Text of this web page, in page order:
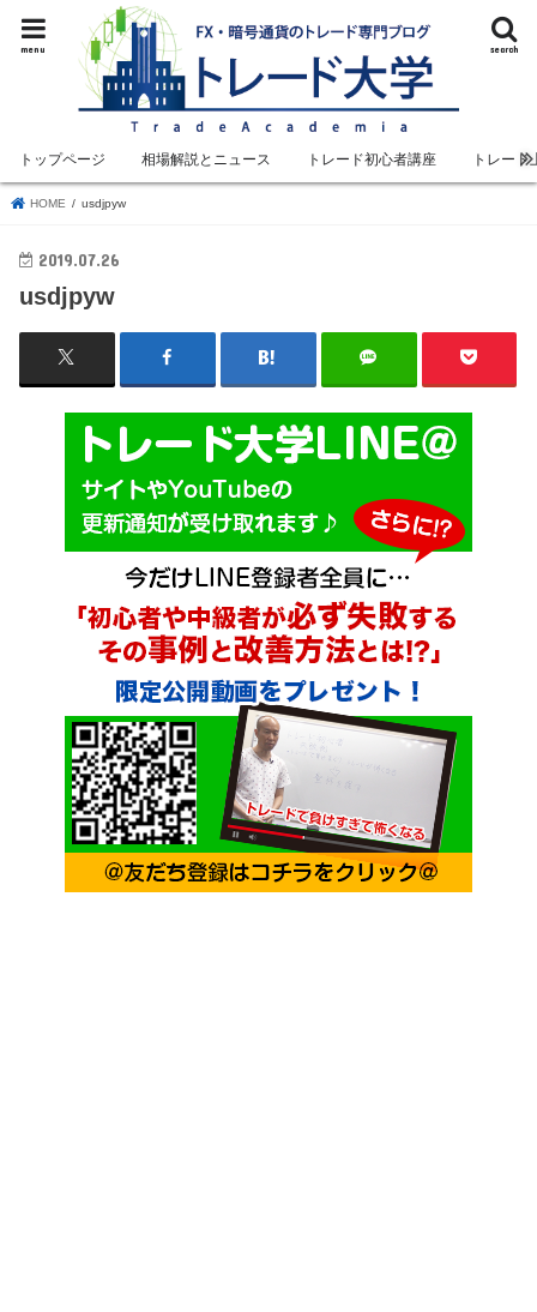
search
menu
トップページ 相場解説とニュース トレード初心者講座 トレード
HOME usdjpyw
2019.07.26
usdjpyw